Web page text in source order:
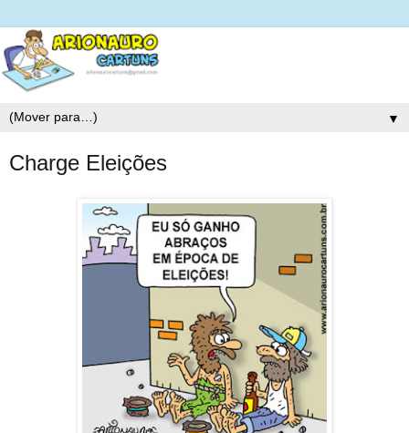
▼
Charge Eleições